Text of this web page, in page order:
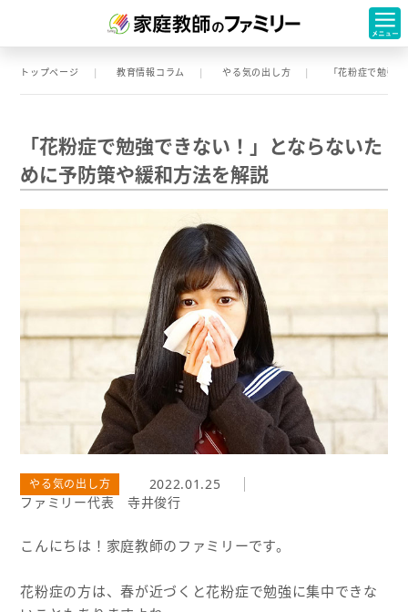
トップページ 教育情報コラム やる気の出し方 「花粉症で勉強
「花粉症で勉強できない！」とならないた
めに予防策や緩和方法を解説
やる気の出し方
2022.01.25
ファミリー代表 寺井俊行
こんにちは！家庭教師のファミリーです。
花粉症の方は、春が近づくと花粉症で勉強に集中できな